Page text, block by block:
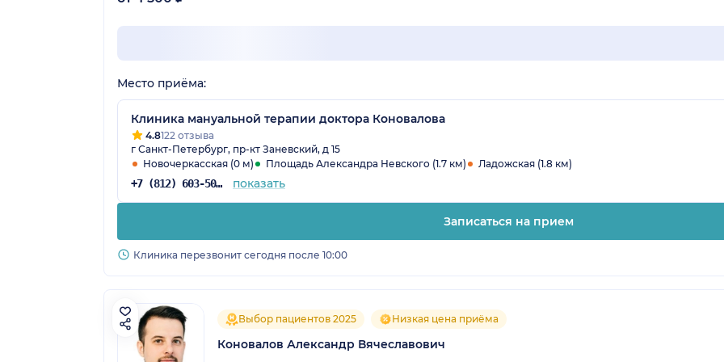
Место приёма:
Клиника мануальной терапии доктора Коновалова
4.8122 отзыва
г Санкт-Петербург, пр-кт Заневский, д 15
Новочеркасская (0 м)
Площадь Александра Невского (1.7 км) Ладожская (1.8 км)
+7 (812) 603-50-52 показать
Записаться на прием
Клиника перезвонит сегодня после 10:00
Выбор пациентов 2025 Низкая цена приёма
Коновалов Александр Вячеславович